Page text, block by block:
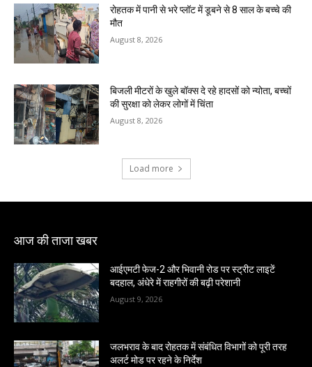
रोहतक में पानी से भरे प्लॉट में डूबने से 8 साल के बच्चे की
मौत
August 8, 2026
बिजली मीटरों के खुले बॉक्स दे रहे हादसों को न्योता, बच्चों
की सुरक्षा को लेकर लोगों में चिंता
August 8, 2026
Load more
आज की ताजा खबर
आईएमटी फेज-2 और भिवानी रोड पर स्ट्रीट लाइटें
बदहाल, अंधेरे में राहगीरों की बढ़ी परेशानी
August 9, 2026
जलभराव के बाद रोहतक में संबंधित विभागों को पूरी तरह
अलर्ट मोड पर रहने के निर्देश